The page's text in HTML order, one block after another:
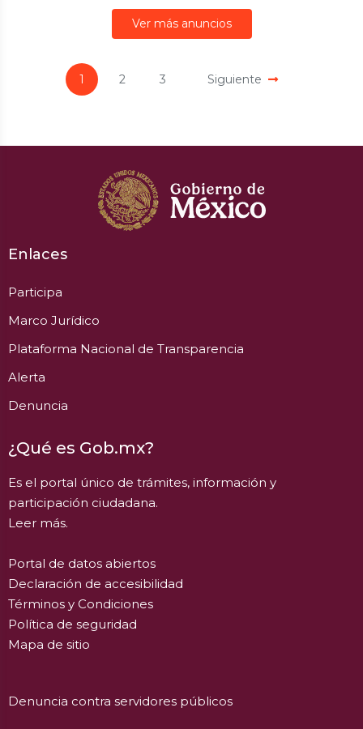
Ver más anuncios
1 2 3 Siguiente
Enlaces
Participa
Marco Jurídico
Plataforma Nacional de Transparencia
Alerta
Denuncia
¿Qué es Gob.mx?
Es el portal único de trámites, información y
participación ciudadana.
Leer más.
Portal de datos abiertos
Declaración de accesibilidad
Términos y Condiciones
Política de seguridad
Mapa de sitio
Denuncia contra servidores públicos